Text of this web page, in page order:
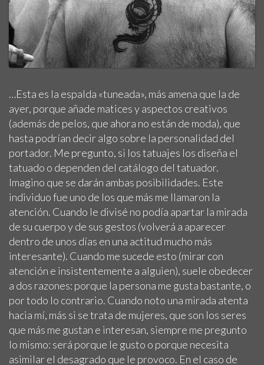
…Esta es la espalda «tuneada», más amena que la de
ayer, porque añade matices y aspectos creativos
(además de pelos, que ahora no están de moda), que
hasta podrían decir algo sobre la personalidad del
portador. Me pregunto, si los tatuajes los diseña el
tatuado o dependen del catálogo del tatuador.
Imagino que se darán ambas posibilidades. Este
individuo fue uno de los que más me llamaron la
atención. Cuando le divisé no podía apartar la mirada
de su cuerpo y de sus gestos (volverá a aparecer
dentro de unos días en una actitud mucho más
interesante). Cuando me sucede esto (mirar con
atención e insistentemente a alguien), suele obedecer
a dos razones: porque la persona me gusta bastante, o
por todo lo contrario. Cuando noto una mirada atenta
hacia mí, más si se trata de mujeres, que son los seres
que más me gustan e interesan, siempre me pregunto
lo mismo: será porque le gusto o porque necesita
asimilar el desagrado que le provoco. En el caso de